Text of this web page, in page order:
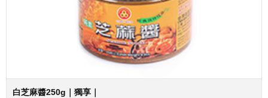
白芝麻醬250g｜獨享｜